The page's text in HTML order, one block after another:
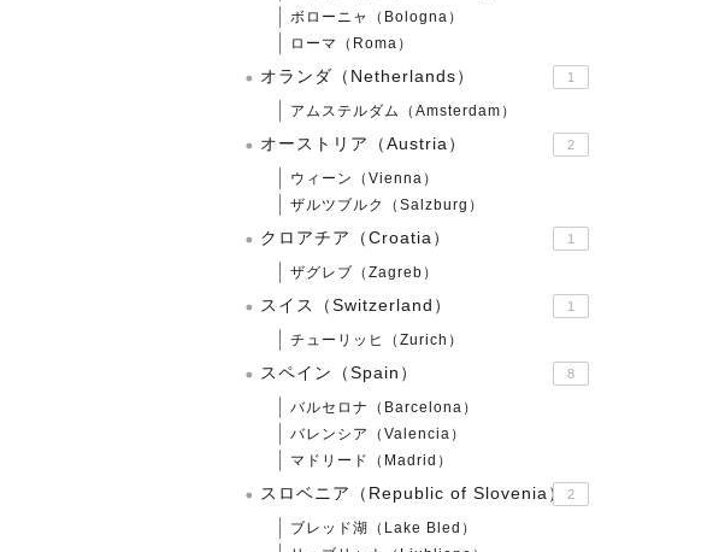
ボローニャ（Bologna）
ローマ（Roma）
オランダ（Netherlands） 1
アムステルダム（Amsterdam）
オーストリア（Austria） 2
ウィーン（Vienna）
ザルツブルク（Salzburg）
クロアチア（Croatia） 1
ザグレブ（Zagreb）
スイス（Switzerland） 1
チューリッヒ（Zurich）
スペイン（Spain） 8
バルセロナ（Barcelona）
バレンシア（Valencia）
マドリード（Madrid）
スロベニア（Republic of Slovenia） 2
ブレッド湖（Lake Bled）